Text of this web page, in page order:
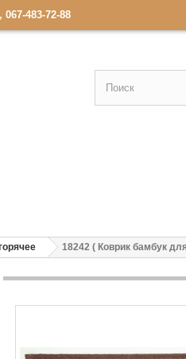
067-483-72-88
18242 ( Коврик бамбук